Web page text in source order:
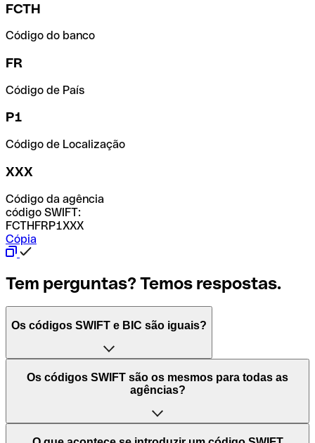
FCTH
Código do banco
FR
Código de País
P1
Código de Localização
XXX
Código da agência
código SWIFT:
FCTHFRP1XXX
Cópia
Tem perguntas? Temos respostas.
Os códigos SWIFT e BIC são iguais?
O acrónimo SWIFT significa "Society for Worldwide
Interbank Financial Telecommunication (Sociedade para
Mundiais)". Trata-se de uma rede mundial onde se
processam pagamentos entre países. Por outro lado, BIC
Os códigos SWIFT são os mesmos para todas as
agências?